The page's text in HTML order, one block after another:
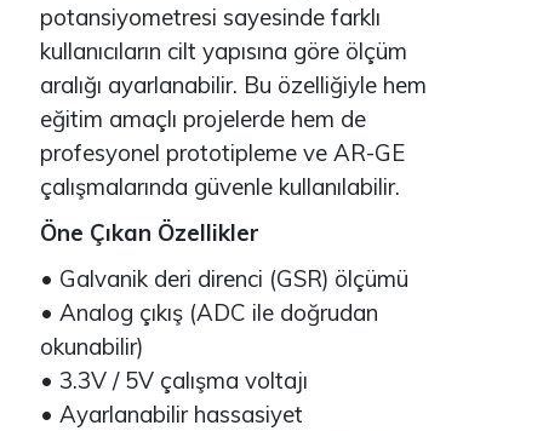
potansiyometresi sayesinde farklı
kullanıcıların cilt yapısına göre ölçüm
aralığı ayarlanabilir. Bu özelliğiyle hem
eğitim amaçlı projelerde hem de
profesyonel prototipleme ve AR-GE
çalışmalarında güvenle kullanılabilir.
Öne Çıkan Özellikler
• Galvanik deri direnci (GSR) ölçümü
• Analog çıkış (ADC ile doğrudan
okunabilir)
• 3.3V / 5V çalışma voltajı
• Ayarlanabilir hassasiyet